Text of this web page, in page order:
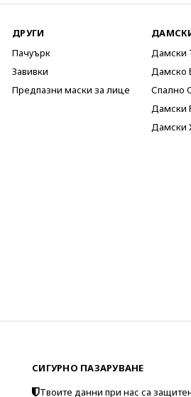
ДРУГИ
Пачуърк
Завивки
Предпазни маски за лице
Дамски
Дамско
Спално
Дамски
Дамски
СИГУРНО ПАЗАРУВАНЕ
Твоите данни при нас са